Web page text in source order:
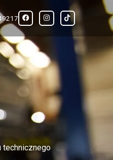
technicznego